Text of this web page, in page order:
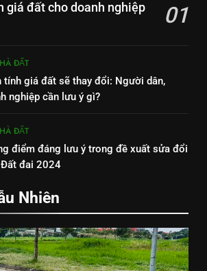
giá đất cho doanh nghiệp 01
ĐẤT
tính giá đất sẽ thay đổi: Người dân,
nghiệp cần lưu ý gì?
ĐẤT
điểm đáng lưu ý trong đề xuất sửa đổi
Đất đai 2024
Nhiên